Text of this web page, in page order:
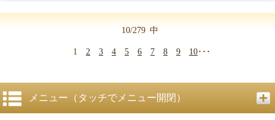
10/279 中
1 2 3 4 5 6 7 8 9 10･･･
メニュー（タッチでメニュー開閉）